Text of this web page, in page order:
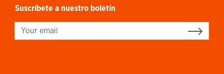
Suscríbete a nuestro boletín
Sign up